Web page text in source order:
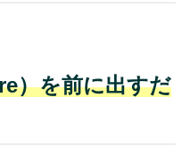
）を前に出すだ